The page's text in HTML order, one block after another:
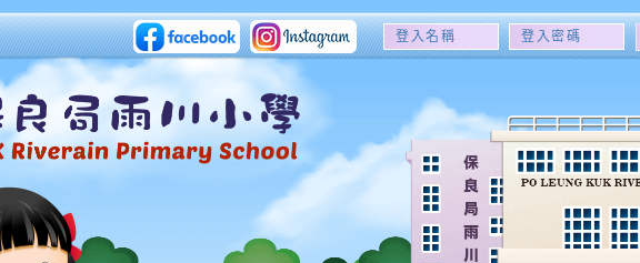
登
名
稱
登
密
碼